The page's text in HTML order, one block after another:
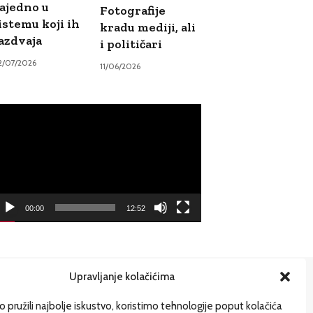
Upravljanje kolačićima
pružili najbolje iskustvo, koristimo tehnologije poput kolačića
u
koji ih
07/2026
Fotografije
kradu mediji, ali
i političari
11/06/2026
00:00 12:52